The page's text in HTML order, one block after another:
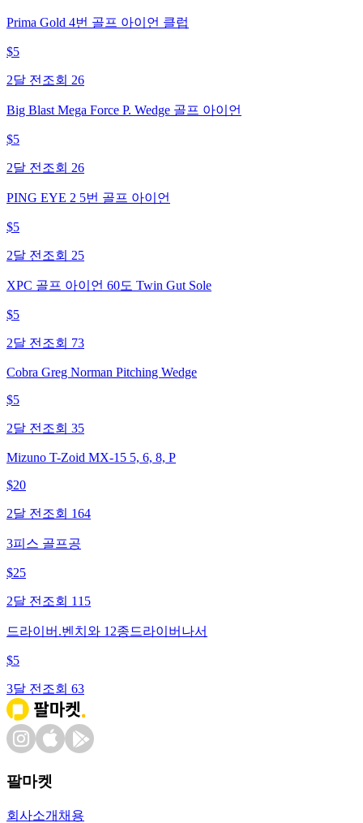
Prima Gold 4번 골프 아이언 클럽
$5
2달 전 조회 26
Big Blast Mega Force P. Wedge 골프 아이언
$5
2달 전 조회 26
PING EYE 2 5번 골프 아이언
$5
2달 전 조회 25
XPC 골프 아이언 60도 Twin Gut Sole
$5
2달 전 조회 73
Cobra Greg Norman Pitching Wedge
$5
2달 전 조회 35
Mizuno T-Zoid MX-15 5, 6, 8, P
$20
2달 전 조회 164
3피스 골프공
$25
2달 전 조회 115
드라이버.벤치와 12종드라이버나서
$5
3달 전 조회 63
팔마켓
회사소개 채용